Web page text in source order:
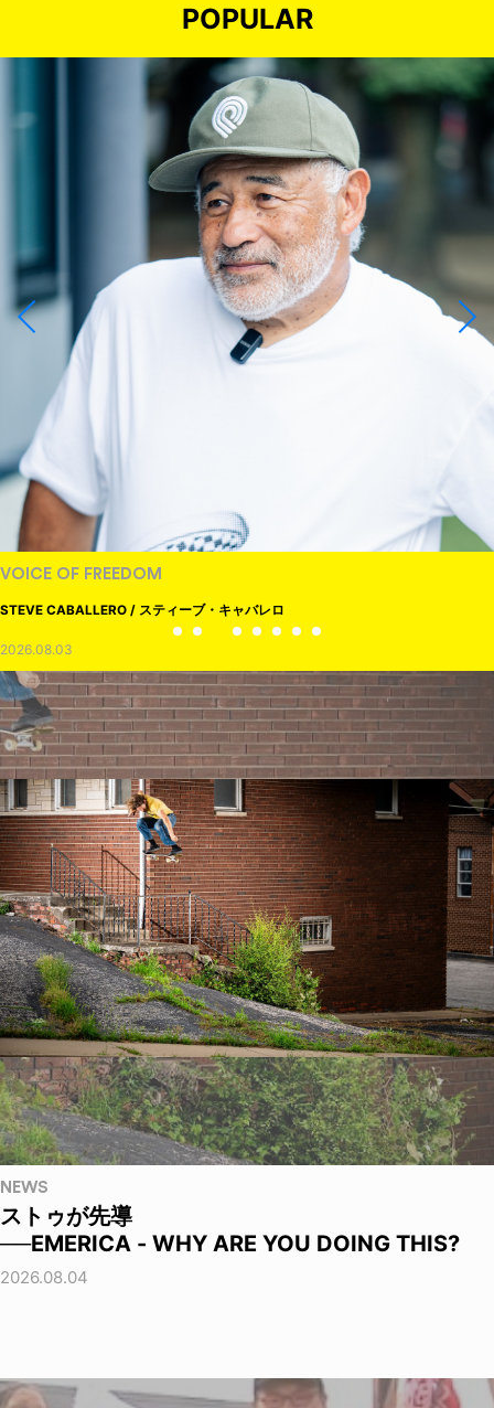
POPULAR
VOICE OF FREEDOM
STEVE CABALLERO / スティーブ・キャバレロ
2026.08.03
NEWS
ストゥが先導
──EMERICA - WHY ARE YOU DOING THIS?
2026.08.04